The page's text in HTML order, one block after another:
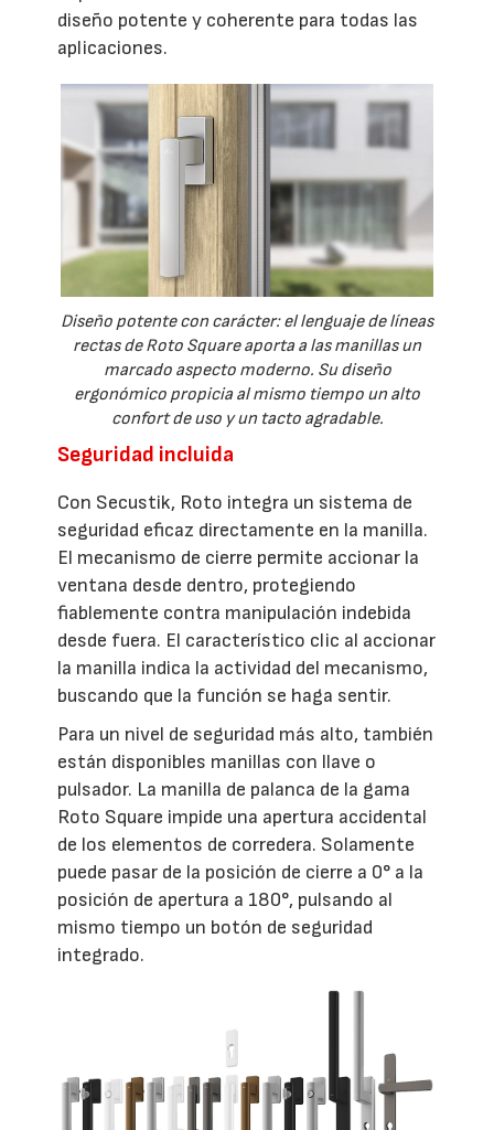
diseño potente y coherente para todas las
aplicaciones.
Diseño potente con carácter: el lenguaje de líneas
rectas de Roto Square aporta a las manillas un
marcado aspecto moderno. Su diseño
ergonómico propicia al mismo tiempo un alto
confort de uso y un tacto agradable.
Seguridad incluida
Con Secustik, Roto integra un sistema de
seguridad eficaz directamente en la manilla.
El mecanismo de cierre permite accionar la
ventana desde dentro, protegiendo
fiablemente contra manipulación indebida
desde fuera. El característico clic al accionar
la manilla indica la actividad del mecanismo,
buscando que la función se haga sentir.
Para un nivel de seguridad más alto, también
están disponibles manillas con llave o
pulsador. La manilla de palanca de la gama
Roto Square impide una apertura accidental
de los elementos de corredera. Solamente
puede pasar de la posición de cierre a 0° a la
posición de apertura a 180°, pulsando al
mismo tiempo un botón de seguridad
integrado.